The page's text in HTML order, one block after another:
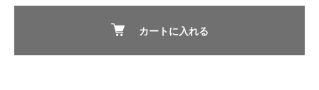
カートに入れる